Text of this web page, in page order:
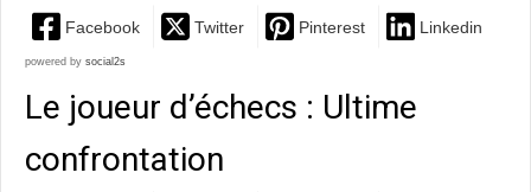
Facebook Twitter Pinterest Linkedin
powered by social2s
Le joueur d’échecs : Ultime
confrontation